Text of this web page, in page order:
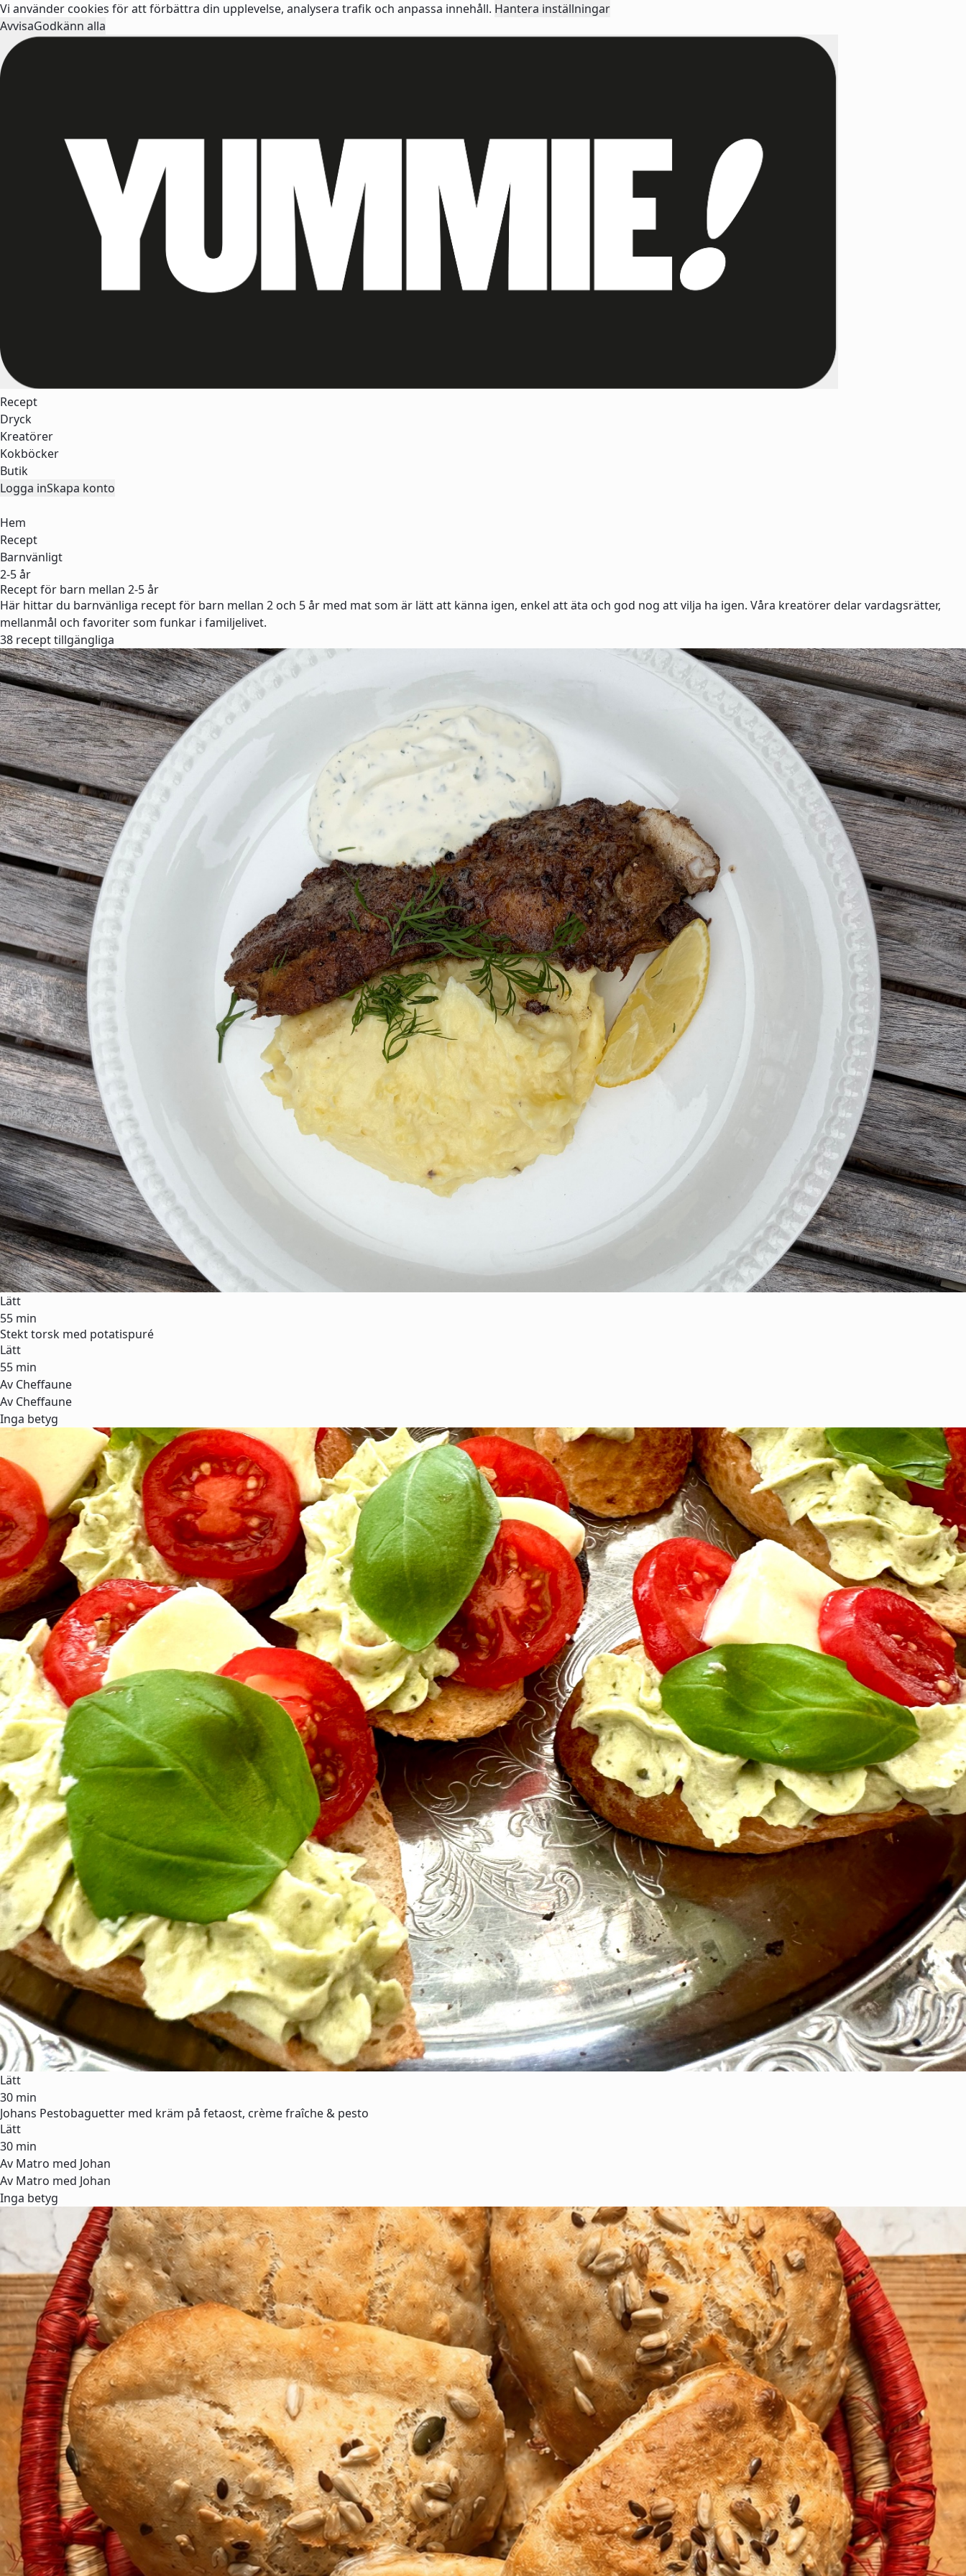
Vi använder cookies för att förbättra din upplevelse, analysera trafik och anpassa innehåll. Hantera inställningar
AvvisaGodkänn alla
Recept
Dryck
Kreatörer
Kokböcker
Butik
Logga inSkapa konto
Hem
Recept
Barnvänligt
2-5 år
Recept för barn mellan 2-5 år
Här hittar du barnvänliga recept för barn mellan 2 och 5 år med mat som är lätt att känna igen, enkel att äta och god nog att vilja ha igen. Våra kreatörer delar vardagsrätter,
mellanmål och favoriter som funkar i familjelivet.
38 recept tillgängliga
Lätt
55 min
Stekt torsk med potatispuré
Lätt
55 min
Av Cheffaune
Av Cheffaune
Inga betyg
Lätt
30 min
Johans Pestobaguetter med kräm på fetaost, crème fraîche & pesto
Lätt
30 min
Av Matro med Johan
Av Matro med Johan
Inga betyg